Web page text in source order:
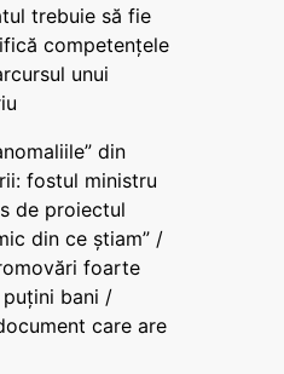
trebuie să fie
competențele
unui
din
fostul ministru
de proiectul
din ce știam” /
foarte
puțini bani /
care are